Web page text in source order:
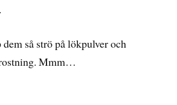
så strö på lökpulver och
Mmm…